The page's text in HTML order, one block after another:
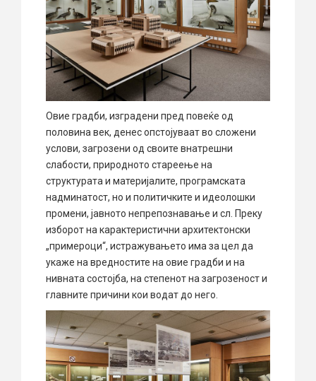
Овие градби, изградени пред повеќе од
половина век, денес опстојуваат во сложени
услови, загрозени од своите внатрешни
слабости, природното стареење на
структурата и материјалите, програмската
надминатост, но и политичките и идеолошки
промени, јавното непрепознавање и сл. Преку
изборот на карактеристични архитектонски
„примероци“, истражувањето има за цел да
укаже на вредностите на овие градби и на
нивната состојба, на степенот на загрозеност и
главните причини кои водат до него.